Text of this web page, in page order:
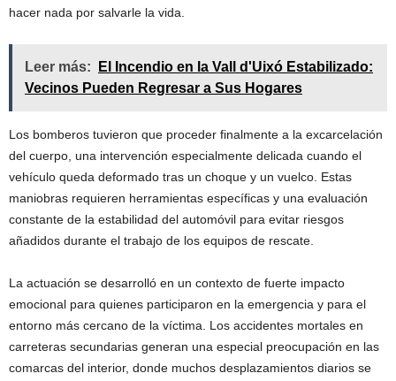
hacer nada por salvarle la vida.
Leer más:
El Incendio en la Vall d'Uixó Estabilizado:
Vecinos Pueden Regresar a Sus Hogares
Los bomberos tuvieron que proceder finalmente a la excarcelación
del cuerpo, una intervención especialmente delicada cuando el
vehículo queda deformado tras un choque y un vuelco. Estas
maniobras requieren herramientas específicas y una evaluación
constante de la estabilidad del automóvil para evitar riesgos
añadidos durante el trabajo de los equipos de rescate.
La actuación se desarrolló en un contexto de fuerte impacto
emocional para quienes participaron en la emergencia y para el
entorno más cercano de la víctima. Los accidentes mortales en
carreteras secundarias generan una especial preocupación en las
comarcas del interior, donde muchos desplazamientos diarios se